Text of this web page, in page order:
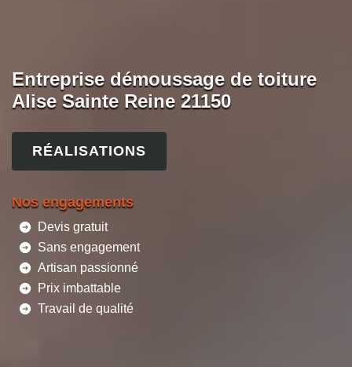
Entreprise démoussage de toiture
Alise Sainte Reine 21150
RÉALISATIONS
Nos engagements
Devis gratuit
Sans engagement
Artisan passionné
Prix imbattable
Travail de qualité